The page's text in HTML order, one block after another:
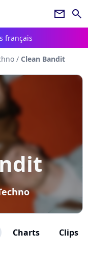
newsletter search
français
/ Clean Bandit
Charts Clips